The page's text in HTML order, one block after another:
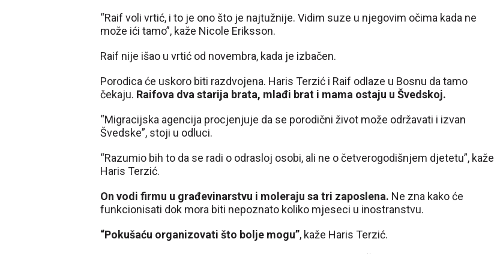
“Raif voli vrtić, i to je ono što je najtužnije. Vidim suze u njegovim očima kada ne
može ići tamo”, kaže Nicole Eriksson.
Raif nije išao u vrtić od novembra, kada je izbačen.
Porodica će uskoro biti razdvojena. Haris Terzić i Raif odlaze u Bosnu da tamo
čekaju. Raifova dva starija brata, mlađi brat i mama ostaju u Švedskoj.
“Migracijska agencija procjenjuje da se porodični život može održavati i izvan
Švedske”, stoji u odluci.
“Razumio bih to da se radi o odrasloj osobi, ali ne o četverogodišnjem djetetu”, kaže
Haris Terzić.
On vodi firmu u građevinarstvu i moleraju sa tri zaposlena. Ne zna kako će
funkcionisati dok mora biti nepoznato koliko mjeseci u inostranstvu.
“Pokušaću organizovati što bolje mogu”, kaže Haris Terzić.